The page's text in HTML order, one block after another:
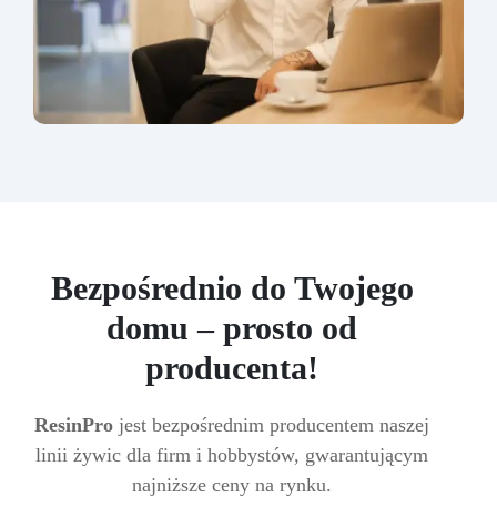
Bezpośrednio do Twojego
domu – prosto od
producenta!
ResinPro jest bezpośrednim producentem naszej
linii żywic dla firm i hobbystów, gwarantującym
najniższe ceny na rynku.